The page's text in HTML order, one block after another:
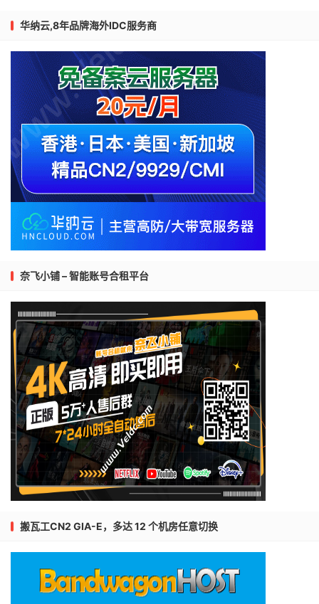
华纳云,8年品牌海外IDC服务商
奈飞小铺 – 智能账号合租平台
搬瓦工CN2 GIA-E，多达 12 个机房任意切换